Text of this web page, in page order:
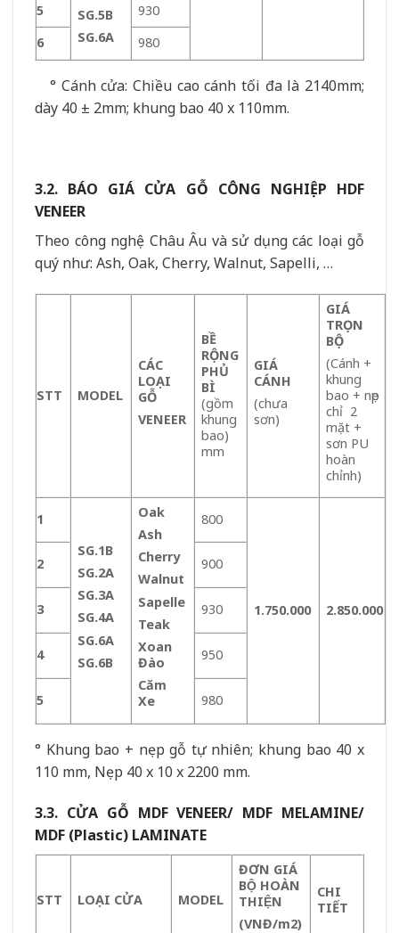
SG.5B
SG.6A
5
930
6
980
° Cánh cửa: Chiều cao cánh tối đa là 2140mm;
dày 40 ± 2mm; khung bao 40 x 110mm.
3.2. BÁO GIÁ CỬA GỖ CÔNG NGHIỆP HDF
VENEER
Theo công nghệ Châu Âu và sử dụng các loại gỗ
quý như: Ash, Oak, Cherry, Walnut, Sapelli, …
STT MODEL
CÁC
LOẠI
GỖ
VENEER
BỀ
RỘNG
PHỦ
BÌ
(gồm
khung
bao)
mm
GIÁ
CÁNH
(chưa
sơn)
GIÁ
TRỌN
BỘ
(Cánh +
khung
bao + nẹp
chỉ 2
mặt +
sơn PU
hoàn
chỉnh)
1
SG.1B
SG.2A
SG.3A
SG.4A
SG.6A
SG.6B
Oak
Ash
Cherry
Walnut
Sapelle
Teak
Xoan
Đào
Căm
Xe
800
1.750.000 2.850.000
2 900
3 930
4 950
5 980
° Khung bao + nẹp gỗ tự nhiên; khung bao 40 x
110 mm, Nẹp 40 x 10 x 2200 mm.
3.3. CỬA GỖ MDF VENEER/ MDF MELAMINE/
MDF (Plastic) LAMINATE
STT LOẠI CỬA MODEL
ĐƠN GIÁ
BỘ HOÀN
THIỆN
(VNĐ/m2)
CHI
TIẾT